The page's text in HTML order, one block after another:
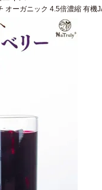
ーガニック 4.5倍濃縮 有機